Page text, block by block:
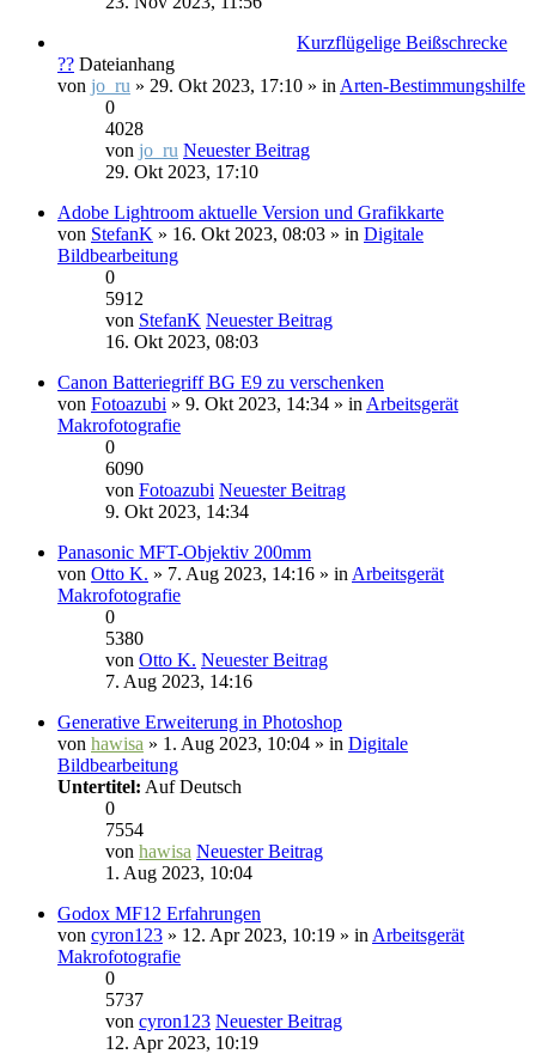
Kurzflügelige Beißschrecke
?? Dateianhang
von jo_ru » 29. Okt 2023, 17:10 » in Arten-Bestimmungshilfe
0
4028
von jo_ru Neuester Beitrag
29. Okt 2023, 17:10
Adobe Lightroom aktuelle Version und Grafikkarte
von StefanK » 16. Okt 2023, 08:03 » in Digitale
Bildbearbeitung
0
5912
von StefanK Neuester Beitrag
16. Okt 2023, 08:03
Canon Batteriegriff BG E9 zu verschenken
von Fotoazubi » 9. Okt 2023, 14:34 » in Arbeitsgerät
Makrofotografie
0
6090
von Fotoazubi Neuester Beitrag
9. Okt 2023, 14:34
Panasonic MFT-Objektiv 200mm
von Otto K. » 7. Aug 2023, 14:16 » in Arbeitsgerät
Makrofotografie
0
5380
von Otto K. Neuester Beitrag
7. Aug 2023, 14:16
Generative Erweiterung in Photoshop
von hawisa » 1. Aug 2023, 10:04 » in Digitale
Bildbearbeitung
Untertitel: Auf Deutsch
0
7554
von hawisa Neuester Beitrag
1. Aug 2023, 10:04
Godox MF12 Erfahrungen
von cyron123 » 12. Apr 2023, 10:19 » in Arbeitsgerät
Makrofotografie
0
5737
von cyron123 Neuester Beitrag
12. Apr 2023, 10:19